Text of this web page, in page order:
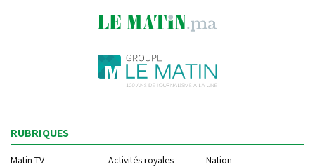
RUBRIQUES
Matin TV Activités royales
Nation